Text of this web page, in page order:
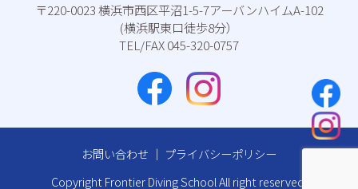
〒220-0023 横浜市⻄区平沼1-5-7アーバンハイムA-102
(横浜駅東⼝徒歩8分）
TEL/FAX 045-320-0757
お問い合わせ ｜ プライバシーポリシー
Copyright Frontier Diving School All right reserved.